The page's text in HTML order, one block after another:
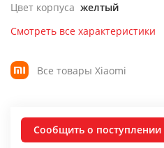
Цвет корпуса желтый
Смотреть все характеристики
Все товары Xiaomi
Сообщить о поступлении